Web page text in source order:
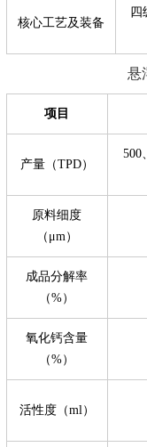
核心工艺及装备
四
悬
项目
产量（TPD）
500
原料细度
（μm）
成品分解率
（%）
氧化钙含量
（%）
活性度（ml）